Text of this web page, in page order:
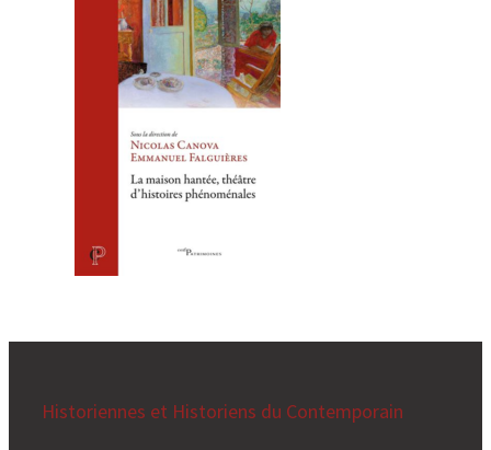
Historiennes et Historiens du Contemporain